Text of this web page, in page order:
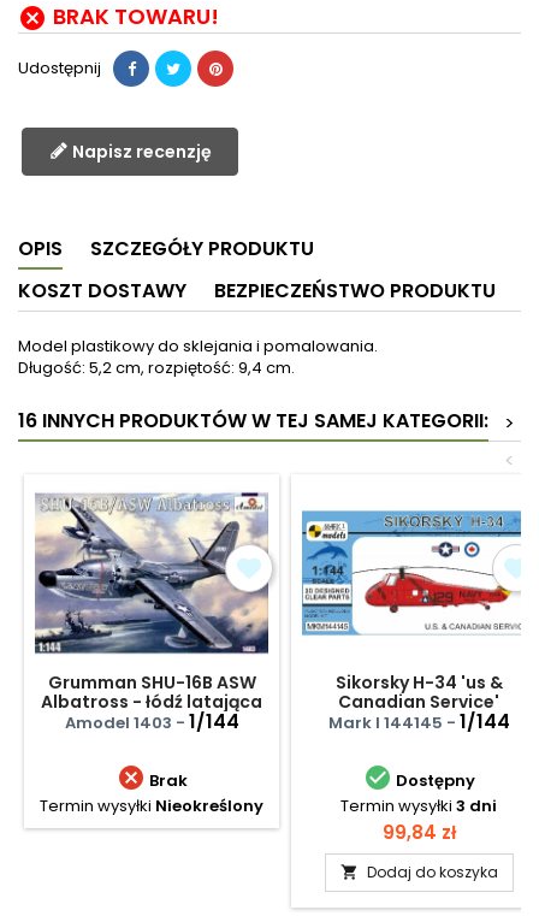
 BRAK TOWARU!
Udostępnij
Napisz recenzję
OPIS
SZCZEGÓŁY PRODUKTU
KOSZT DOSTAWY
BEZPIECZEŃSTWO PRODUKTU
Model plastikowy do sklejania i pomalowania.
Długość: 5,2 cm, rozpiętość: 9,4 cm.
16 INNYCH PRODUKTÓW W TEJ SAMEJ KATEGORII:
>
<
Grumman SHU-16B ASW
Albatross - łódź latająca
Amodel 1403 - 1/144
 Brak
Termin wysyłki Nieokreślony
Sikorsky H-34 'us &
Canadian Service'
Mark I 144145 - 1/144
 Dostępny
Termin wysyłki 3 dni
Cena
99,84 zł
 Dodaj do koszyka